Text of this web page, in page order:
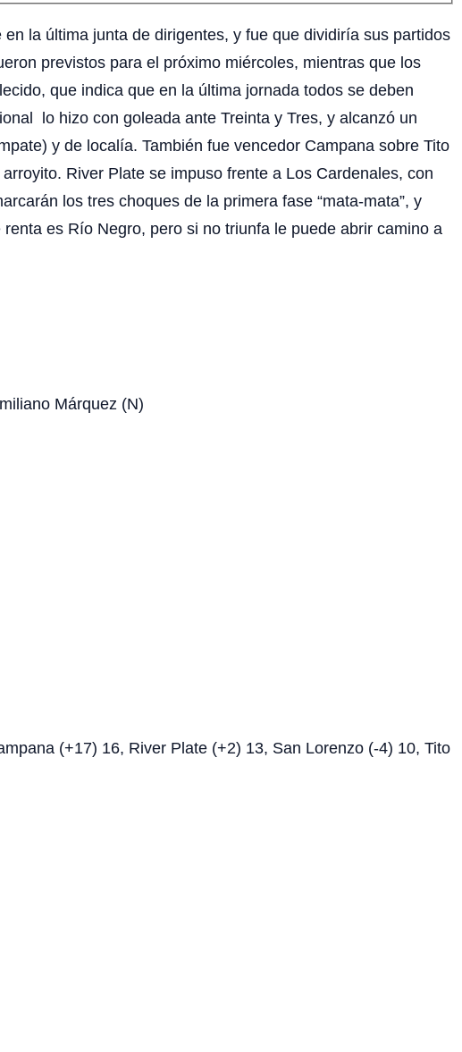
la última junta de dirigentes, y fue que dividiría sus partidos
previstos para el próximo miércoles, mientras que los
que indica que en la última jornada todos se deben
lo hizo con goleada ante Treinta y Tres, y alcanzó un
y de localía. También fue vencedor Campana sobre Tito
River Plate se impuso frente a Los Cardenales, con
los tres choques de la primera fase “mata-mata”, y
es Río Negro, pero si no triunfa le puede abrir camino a
Márquez (N)
(+17) 16, River Plate (+2) 13, San Lorenzo (-4) 10, Tito